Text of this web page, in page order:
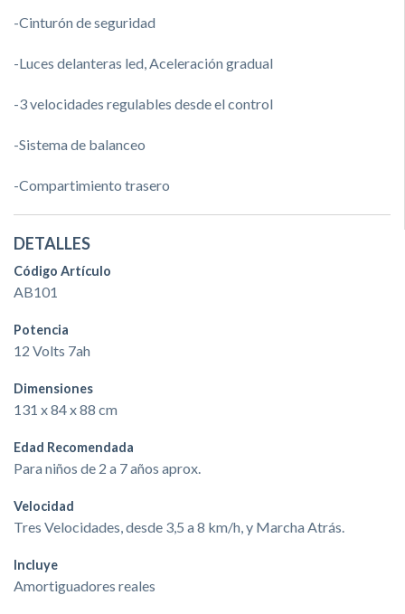
-Cinturón de seguridad
-Luces delanteras led, Aceleración gradual
-3 velocidades regulables desde el control
-Sistema de balanceo
-Compartimiento trasero
DETALLES
Código Artículo
AB101
Potencia
12 Volts 7ah
Dimensiones
131 x 84 x 88 cm
Edad Recomendada
Para niños de 2 a 7 años aprox.
Velocidad
Tres Velocidades, desde 3,5 a 8 km/h, y Marcha Atrás.
Incluye
Amortiguadores reales